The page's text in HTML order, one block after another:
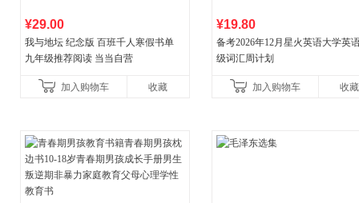
¥29.00
我与地坛 纪念版 百班千人寒假书单
九年级推荐阅读 当当自营
加入购物车 收藏
¥19.80
备考2026年12月星火英语大学英
级词汇周计划
加入购物车 收藏